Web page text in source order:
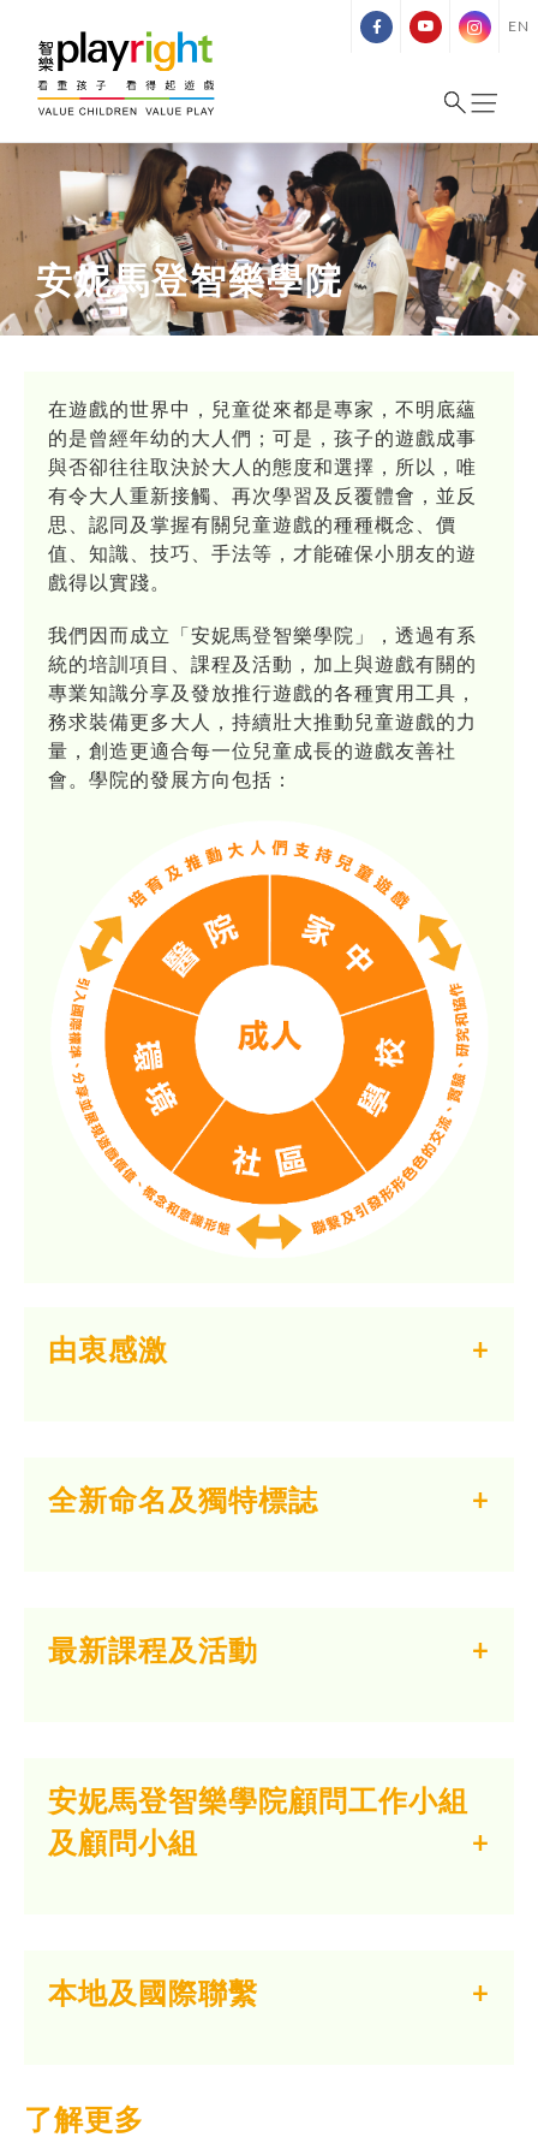
content
EN
安妮馬登智樂學院
在遊戲的世界中，兒童從來都是專家，不明底蘊
的是曾經年幼的大人們；可是，孩子的遊戲成事
與否卻往往取決於大人的態度和選擇，所以，唯
有令大人重新接觸、再次學習及反覆體會，並反
思、認同及掌握有關兒童遊戲的種種概念、價
值、知識、技巧、手法等，才能確保小朋友的遊
戲得以實踐。
我們因而成立「安妮馬登智樂學院」，透過有系
統的培訓項目、課程及活動，加上與遊戲有關的
專業知識分享及發放推行遊戲的各種實用工具，
務求裝備更多大人，持續壯大推動兒童遊戲的力
量，創造更適合每一位兒童成長的遊戲友善社
會。學院的發展方向包括：
由衷感激
全新命名及獨特標誌
最新課程及活動
安妮馬登智樂學院顧問工作小組
及顧問小組
本地及國際聯繫
了解更多